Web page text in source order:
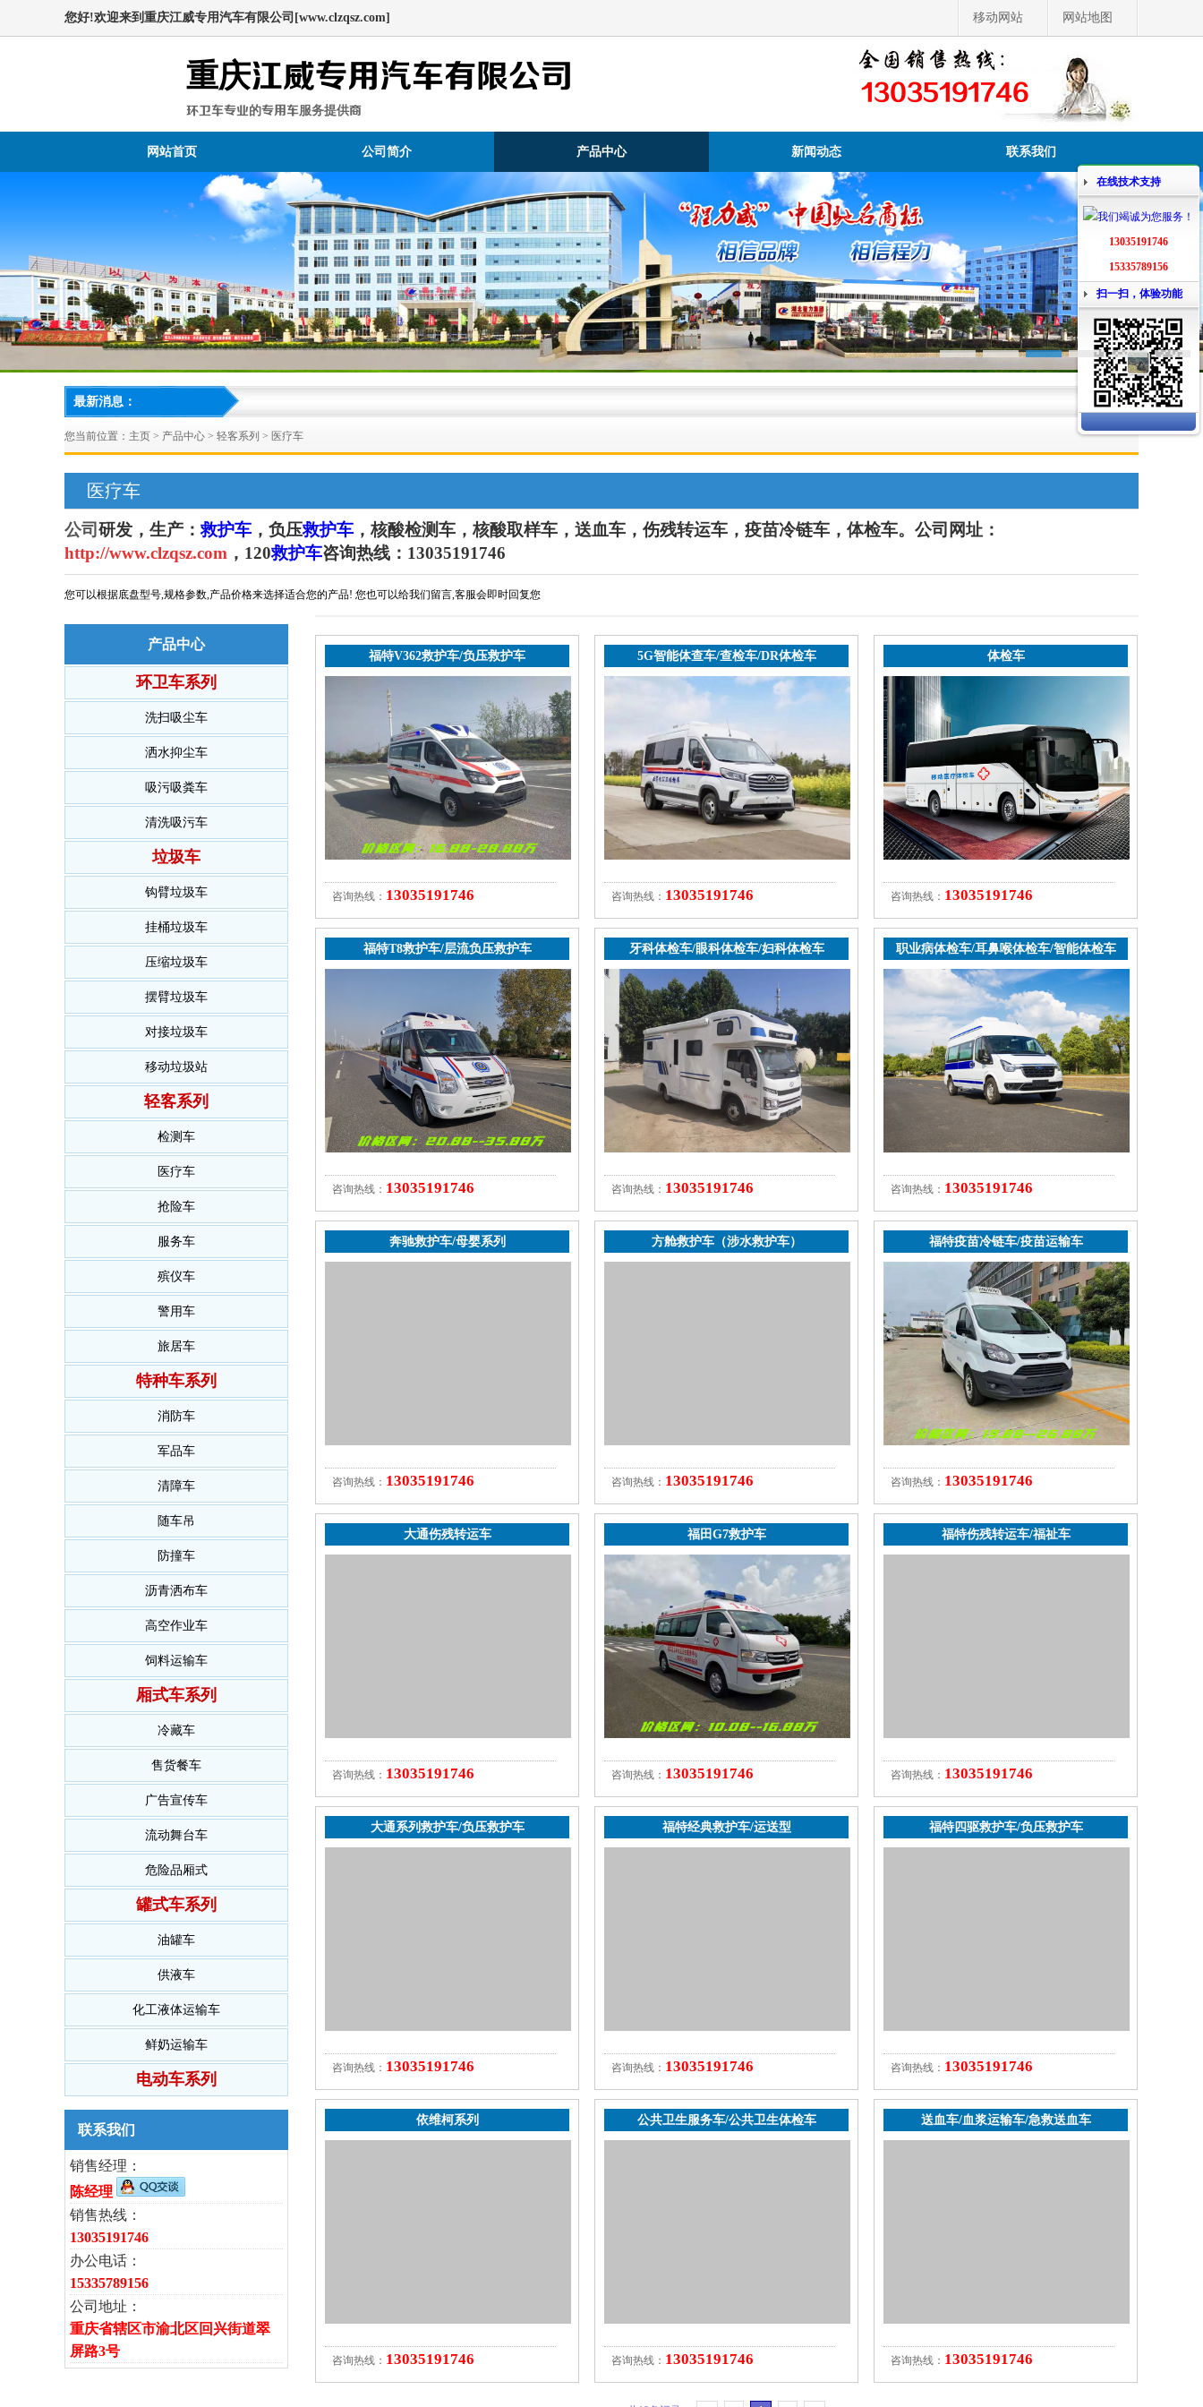
移动网站 网站地图
您好!欢迎来到重庆江威专用汽车有限公司[www.clzqsz.com]
重庆江威专用汽车有限公司
环卫车专业的专用车服务提供商
13035191746
网站首页 公司简介 产品中心 新闻动态 联系我们
最新消息：
您当前位置： 主页 > 产品中心 > 轻客系列 > 医疗车
医疗车
公司研发，生产：救护车 ， 负压救护车 ，核酸检测车，核酸取样车 ，送血车，伤残转运车， 疫苗冷链车 ，体检车。公司网址：
http://www.clzqsz.com ， 120救护车咨询热线：13035191746
您可以根据底盘型号,规格参数,产品价格来选择适合您的产品! 您也可以给我们留言,客服会即时回复您
产品中心
环卫车系列
洗扫吸尘车
洒水抑尘车
吸污吸粪车
清洗吸污车
垃圾车
钩臂垃圾车
挂桶垃圾车
压缩垃圾车
摆臂垃圾车
对接垃圾车
移动垃圾站
轻客系列
检测车
医疗车
抢险车
服务车
殡仪车
警用车
旅居车
特种车系列
消防车
军品车
清障车
随车吊
防撞车
沥青洒布车
高空作业车
饲料运输车
厢式车系列
冷藏车
售货餐车
广告宣传车
流动舞台车
危险品厢式
罐式车系列
油罐车
供液车
化工液体运输车
鲜奶运输车
电动车系列
联系我们
销售经理：
陈经理
销售热线：
13035191746
办公电话：
15335789156
公司地址：
重庆省辖区市渝北区回兴街道翠
屏路3号
福特V362救护车/负压救护车
咨询热线： 13035191746
5G智能体查车/查检车/DR体检车
咨询热线： 13035191746
体检车
咨询热线： 13035191746
福特T8救护车/层流负压救护车
咨询热线： 13035191746
牙科体检车/眼科体检车/妇科体检车
咨询热线： 13035191746
职业病体检车/耳鼻喉体检车/智能体检车
咨询热线： 13035191746
奔驰救护车/母婴系列
咨询热线： 13035191746
方舱救护车（涉水救护车）
咨询热线： 13035191746
福特疫苗冷链车/疫苗运输车
咨询热线： 13035191746
大通伤残转运车
咨询热线： 13035191746
福田G7救护车
咨询热线： 13035191746
福特伤残转运车/福祉车
咨询热线： 13035191746
大通系列救护车/负压救护车
咨询热线： 13035191746
福特经典救护车/运送型
咨询热线： 13035191746
福特四驱救护车/负压救护车
咨询热线： 13035191746
依维柯系列
咨询热线： 13035191746
公共卫生服务车/公共卫生体检车
咨询热线： 13035191746
送血车/血浆运输车/急救送血车
咨询热线： 13035191746
在线技术支持
13035191746
15335789156
扫一扫，体验功能